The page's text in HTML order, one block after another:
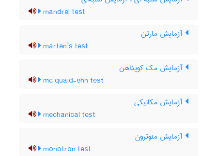
mandrel test
آزمایش مارتن
marten’s test
آزمایش مک کویداهن
mc quaid-ehn test
آزمایش مکانیکی
mechanical test
آزمایش منوترون
monotron test